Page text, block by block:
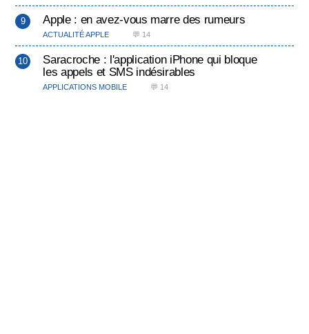
Apple : en avez-vous marre des rumeurs
ACTUALITÉ APPLE 💬 14
Saracroche : l'application iPhone qui bloque
les appels et SMS indésirables
APPLICATIONS MOBILE 💬 14